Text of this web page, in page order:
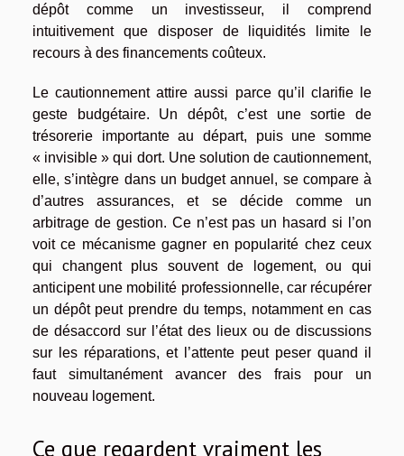
dépôt comme un investisseur, il comprend
intuitivement que disposer de liquidités limite le
recours à des financements coûteux.
Le cautionnement attire aussi parce qu’il clarifie le
geste budgétaire. Un dépôt, c’est une sortie de
trésorerie importante au départ, puis une somme
« invisible » qui dort. Une solution de cautionnement,
elle, s’intègre dans un budget annuel, se compare à
d’autres assurances, et se décide comme un
arbitrage de gestion. Ce n’est pas un hasard si l’on
voit ce mécanisme gagner en popularité chez ceux
qui changent plus souvent de logement, ou qui
anticipent une mobilité professionnelle, car récupérer
un dépôt peut prendre du temps, notamment en cas
de désaccord sur l’état des lieux ou de discussions
sur les réparations, et l’attente peut peser quand il
faut simultanément avancer des frais pour un
nouveau logement.
Ce que regardent vraiment les